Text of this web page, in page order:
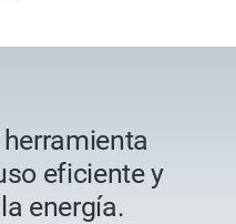
eficiente y
energía.